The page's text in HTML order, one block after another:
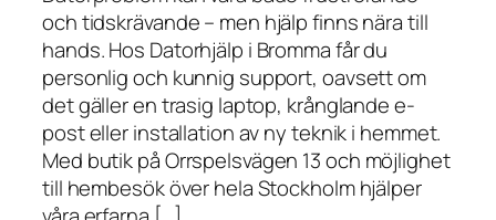
och tidskrävande – men hjälp finns nära till
hands. Hos Datorhjälp i Bromma får du
personlig och kunnig support, oavsett om
det gäller en trasig laptop, krånglande e-
post eller installation av ny teknik i hemmet.
Med butik på Orrspelsvägen 13 och möjlighet
till hembesök över hela Stockholm hjälper